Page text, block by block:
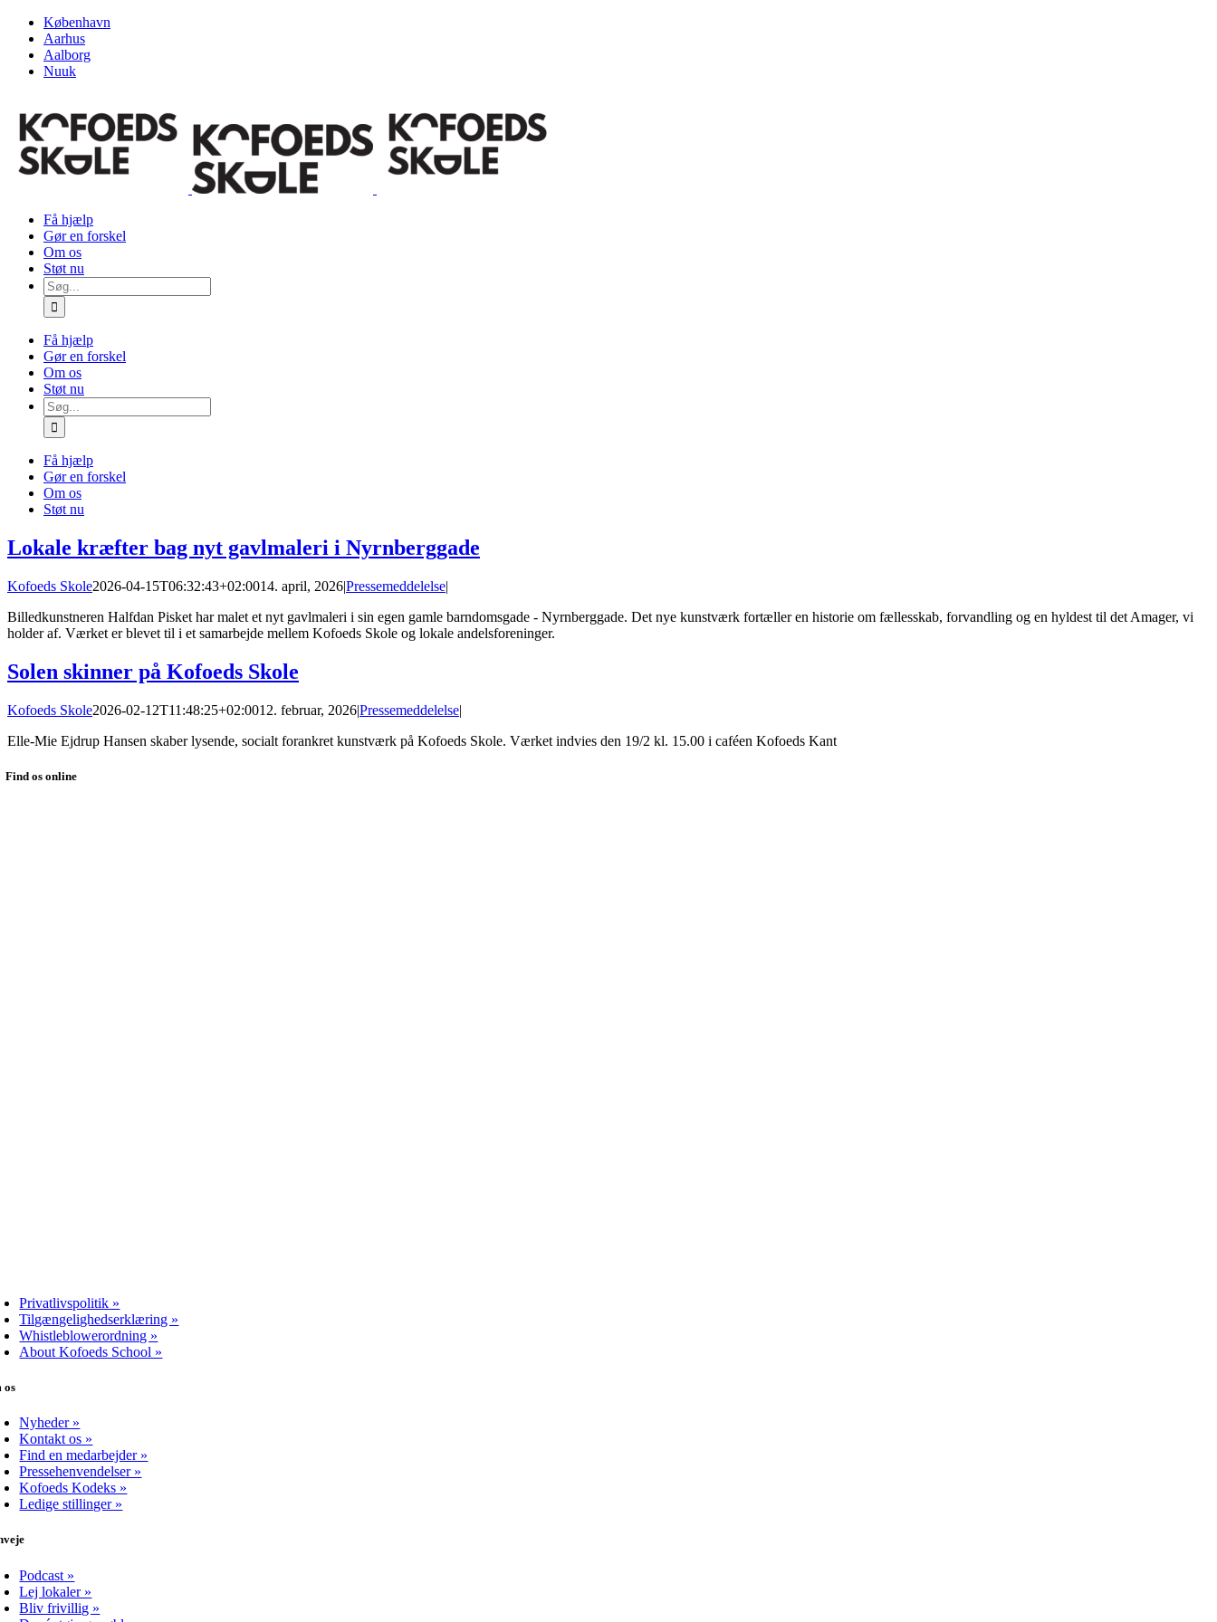
Skip
content
København
Aarhus
Aalborg
Nuuk
Få hjælp
Gør en forskel
Om os
Støt nu
Søg
efter:
Få hjælp
Gør en forskel
Om os
Støt nu
Søg
efter:
Få hjælp
Gør en forskel
Om os
Støt nu
Lokale kræfter bag nyt gavlmaleri i Nyrnberggade
Kofoeds Skole2026-04-15T06:32:43+02:0014. april, 2026|Pressemeddelelse|
Billedkunstneren Halfdan Pisket har malet et nyt gavlmaleri i sin egen gamle barndomsgade - Nyrnberggade. Det nye kunstværk fortæller en historie om fællesskab, forvandling og en hyldest til det Amager, vi
holder af. Værket er blevet til i et samarbejde mellem Kofoeds Skole og lokale andelsforeninger.
Solen skinner på Kofoeds Skole
Kofoeds Skole2026-02-12T11:48:25+02:0012. februar, 2026|Pressemeddelelse|
Elle-Mie Ejdrup Hansen skaber lysende, socialt forankret kunstværk på Kofoeds Skole. Værket indvies den 19/2 kl. 15.00 i caféen Kofoeds Kant
Find os online
Privatlivspolitik »
Tilgængelighedserklæring »
Whistleblowerordning »
About Kofoeds School »
os
Nyheder »
Kontakt os »
Find en medarbejder »
Pressehenvendelser »
Kofoeds Kodeks »
Ledige stillinger »
Podcast »
Lej lokaler »
Bliv frivillig »